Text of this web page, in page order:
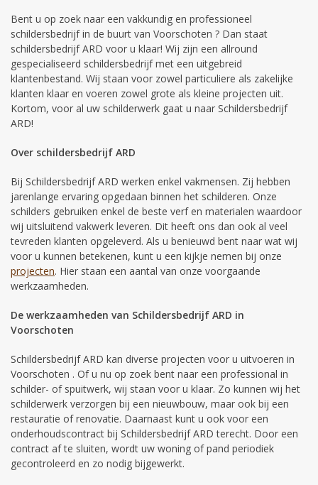
Bent u op zoek naar een vakkundig en professioneel
schildersbedrijf in de buurt van Voorschoten ? Dan staat
schildersbedrijf ARD voor u klaar! Wij zijn een allround
gespecialiseerd schildersbedrijf met een uitgebreid
klantenbestand. Wij staan voor zowel particuliere als zakelijke
klanten klaar en voeren zowel grote als kleine projecten uit.
Kortom, voor al uw schilderwerk gaat u naar Schildersbedrijf
ARD!
Over schildersbedrijf ARD
Bij Schildersbedrijf ARD werken enkel vakmensen. Zij hebben
jarenlange ervaring opgedaan binnen het schilderen. Onze
schilders gebruiken enkel de beste verf en materialen waardoor
wij uitsluitend vakwerk leveren. Dit heeft ons dan ook al veel
tevreden klanten opgeleverd. Als u benieuwd bent naar wat wij
voor u kunnen betekenen, kunt u een kijkje nemen bij onze
projecten. Hier staan een aantal van onze voorgaande
werkzaamheden.
De werkzaamheden van Schildersbedrijf ARD in
Voorschoten
Schildersbedrijf ARD kan diverse projecten voor u uitvoeren in
Voorschoten . Of u nu op zoek bent naar een professional in
schilder- of spuitwerk, wij staan voor u klaar. Zo kunnen wij het
schilderwerk verzorgen bij een nieuwbouw, maar ook bij een
restauratie of renovatie. Daarnaast kunt u ook voor een
onderhoudscontract bij Schildersbedrijf ARD terecht. Door een
contract af te sluiten, wordt uw woning of pand periodiek
gecontroleerd en zo nodig bijgewerkt.